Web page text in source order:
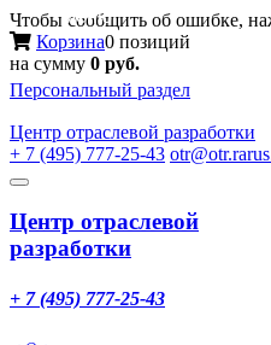
Чтобы сообщить об ошибке,
Корзина0 позиций
на сумму 0 руб.
Персональный раздел
Центр отраслевой разработки
+ 7 (495) 777-25-43
Toggle
Меню
Центр отраслевой
разработки
+ 7 (495) 777-25-43